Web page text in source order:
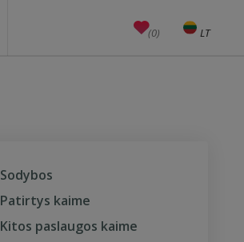
(0) LT
EN
Sodybos
Patirtys kaime
Kitos paslaugos kaime